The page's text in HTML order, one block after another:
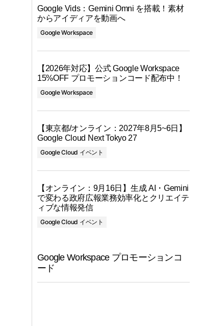
Google Vids：Gemini Omni を搭載！素材
からアイディアを動画へ
Google Workspace
【2026年対応】公式 Google Workspace
15%OFF プロモーションコード配布中！
Google Workspace
【東京都/オンライン：2027年8月5~6日】
Google Cloud Next Tokyo 27
Google Cloud イベント
【オンライン：9月16日】生成 AI・Gemini
で変わる政府広報業務効率化とクリエイテ
ィブな情報発信
Google Cloud イベント
Google Workspace プロモーションコ
ード